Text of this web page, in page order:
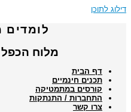
דילוג לתוכן
מלוח הכפל
דף הבית
תכנים חינמיים
קורסים במתמטיקה
התחברות / התנתקות
צרו קשר